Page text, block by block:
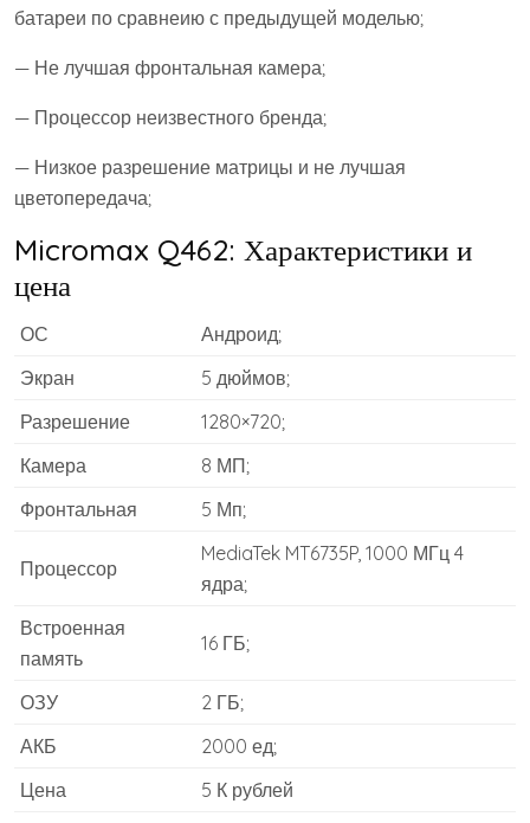
батареи по сравнеию с предыдущей моделью;
— Не лучшая фронтальная камера;
— Процессор неизвестного бренда;
— Низкое разрешение матрицы и не лучшая
цветопередача;
Micromax Q462: Характеристики и
цена
ОС
Андроид;
Экран
5 дюймов;
Разрешение
1280×720;
Камера
8 МП;
Фронтальная
5 Мп;
Процессор
MediaTek MT6735P, 1000 МГц 4
ядра;
Встроенная
память
16 ГБ;
ОЗУ
2 ГБ;
АКБ
2000 ед;
Цена
5 К рублей